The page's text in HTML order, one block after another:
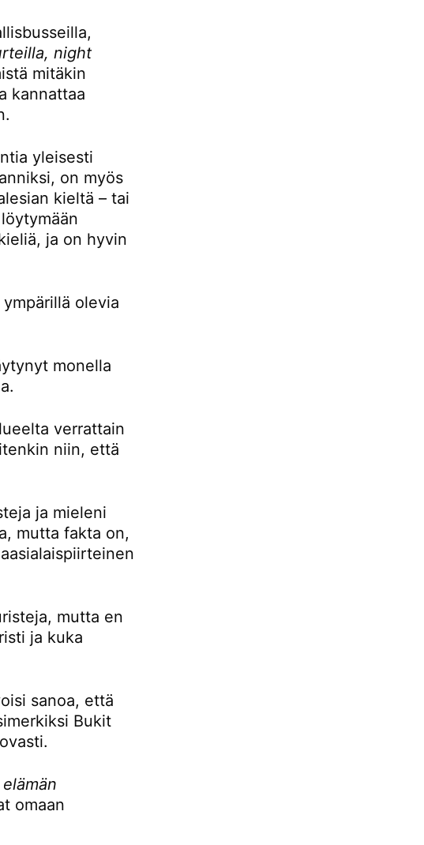
night
mitäkin
kannattaa
yleisesti
on myös
kieltä – tai
ja on hyvin
olevia
monella
verrattain
niin, että
ja mieleni
mutta fakta on,
mutta en
ja kuka
sanoa, että
Bukit
omaan